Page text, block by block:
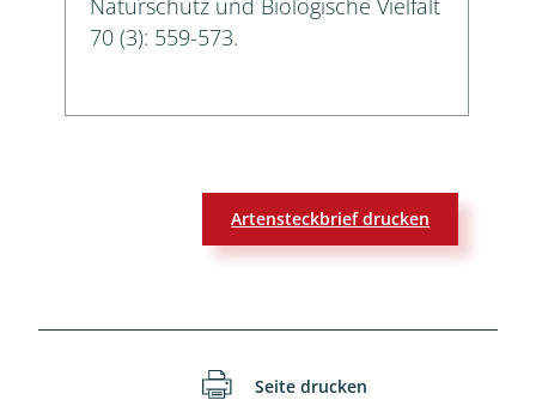
Naturschutz und Biologische Vielfalt
70 (3): 559-573.
Artensteckbrief drucken
Seite drucken